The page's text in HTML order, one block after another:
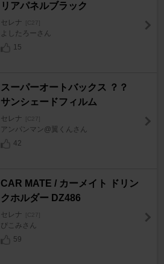
リアパネルブラック
セレナ [C27]
よしたろーさん
15
スーパーオートバックス ？？
サンシェードフィルム
セレナ [C27]
アンパンマン@翼くんさん
42
CAR MATE / カーメイト ドリン
クホルダー DZ486
セレナ [C27]
ぴこみさん
59